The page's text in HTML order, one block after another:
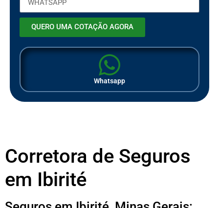
QUERO UMA COTAÇÃO AGORA
Whatsapp
Corretora de Seguros
em Ibirité